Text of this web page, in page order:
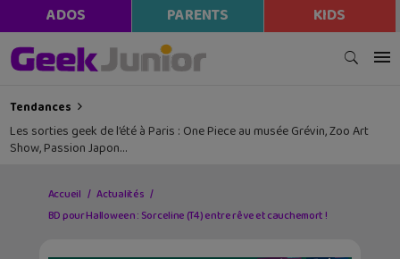
ADOS PARENTS KIDS
Tendances
Les sorties geek de l’été à Paris : One Piece au musée Grévin, Zoo Art
Show, Passion Japon…
Accueil
Actualités
BD pour Halloween : Sorceline (T4) entre rêve et cauchemort !